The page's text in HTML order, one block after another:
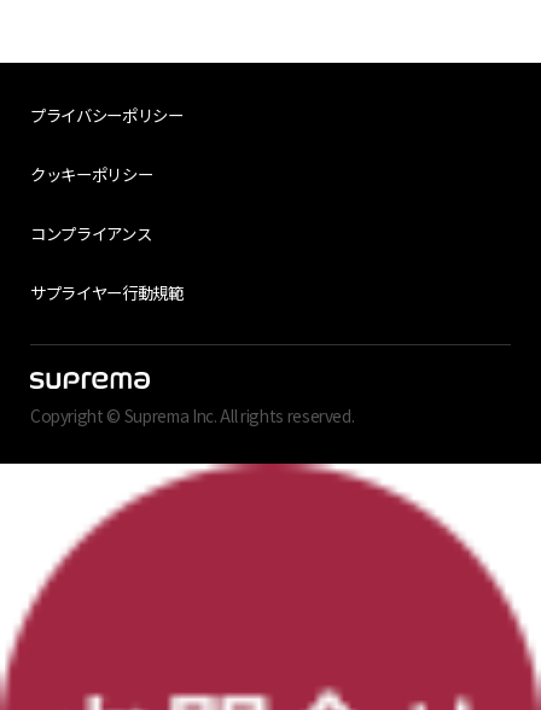
プライバシーポリシー
クッキーポリシー
コンプライアンス
サプライヤー行動規範
Copyright © Suprema Inc. All rights reserved.